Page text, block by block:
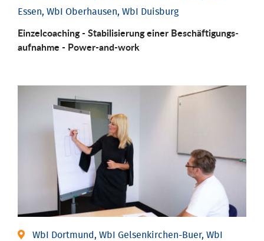
Essen, WbI Oberhausen, WbI Duisburg
Einzel­coaching - Stabili­sierung einer Be­schäftigungs­
aufnahme - Power-and-work
WbI Dortmund, WbI Gelsenkirchen-Buer, WbI